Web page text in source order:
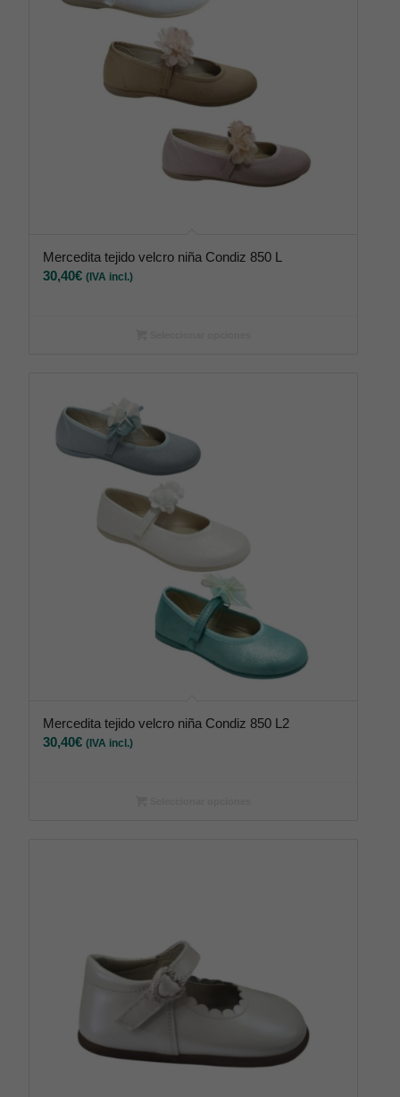
Mercedita tejido velcro niña Condiz 850 L
30,40€ (IVA incl.)
Mercedita tejido velcro niña Condiz 850 L2
30,40€ (IVA incl.)